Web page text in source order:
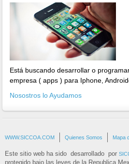
Está buscando desarrollar o
empresa ( apps ) para Iphone,
Nosostros lo Ayudamos
WWW.SICCOA.COM Quienes Somos Mapa
Este sitio web ha sido desarrollado por
protegido bajo las leyes de la Republica